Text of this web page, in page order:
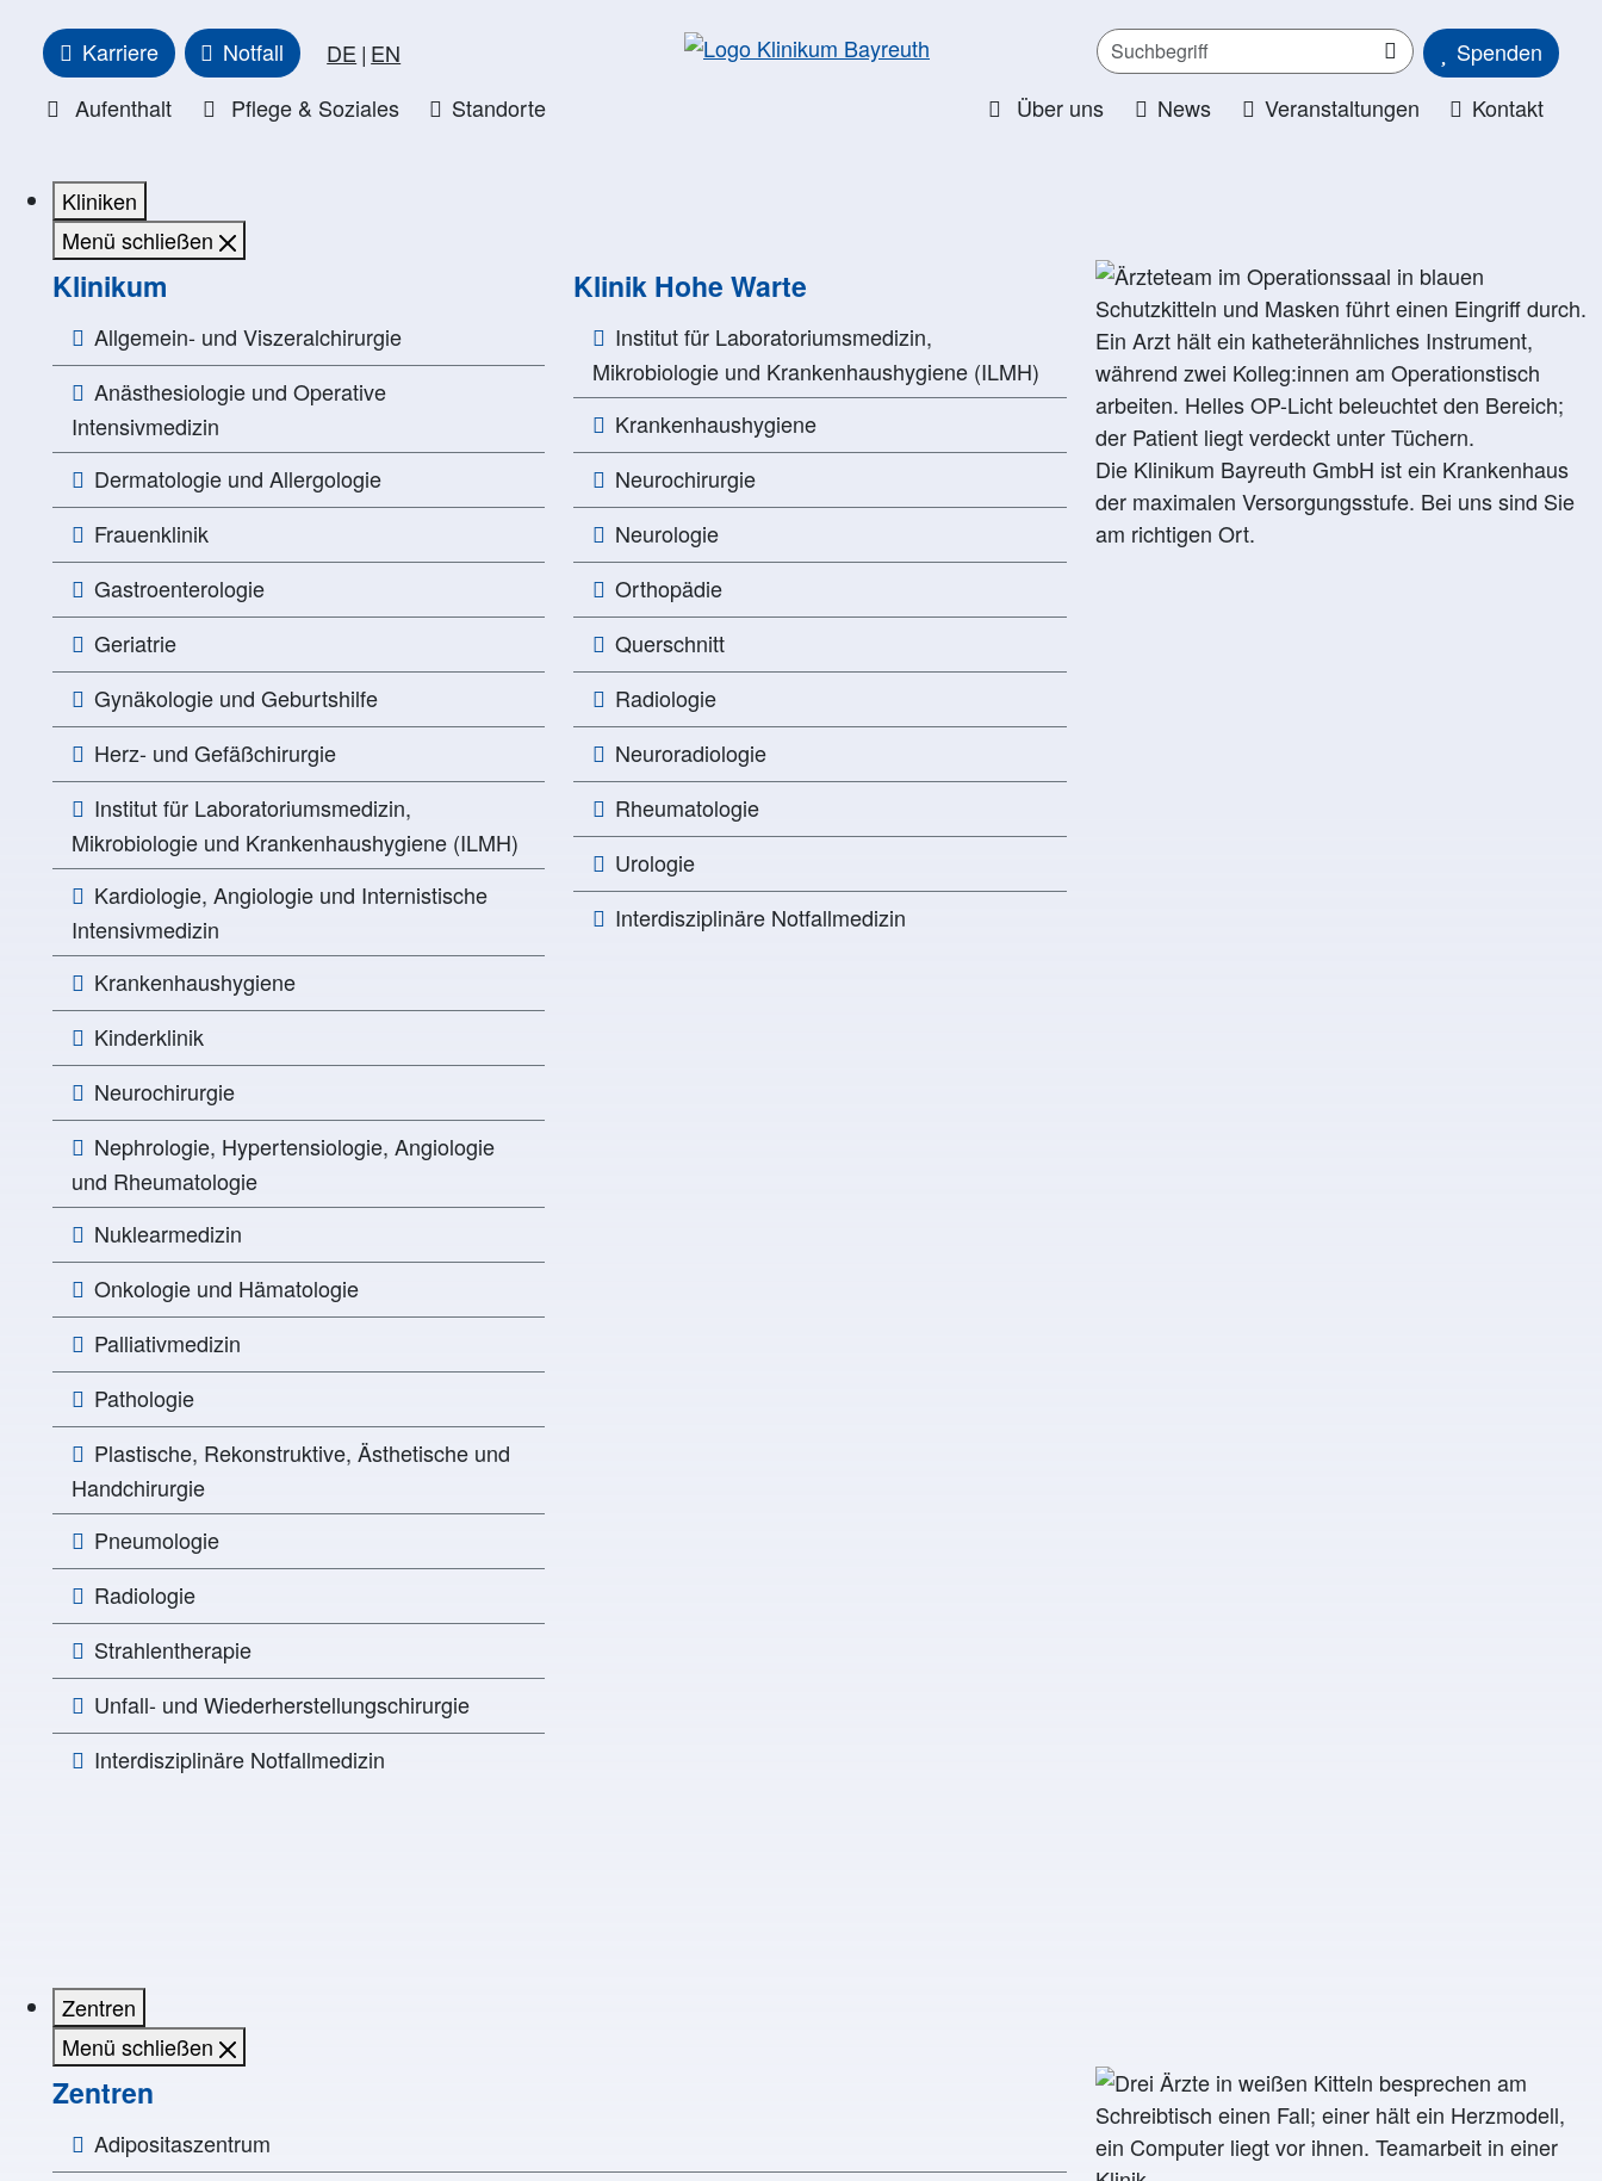
Karriere
Notfall DE EN
Aufenthalt
Pflege & Soziales Standorte
Spenden
Über uns
News Veranstaltungen Kontakt
Kliniken
Menü schließen
Klinikum
Allgemein- und Viszeralchirurgie
Anästhesiologie und Operative
Intensivmedizin
Dermatologie und Allergologie
Frauenklinik
Gastroenterologie
Geriatrie
Gynäkologie und Geburtshilfe
Herz- und Gefäßchirurgie
Institut für Laboratoriumsmedizin,
Mikrobiologie und Krankenhaushygiene (ILMH)
Kardiologie, Angiologie und Internistische
Intensivmedizin
Krankenhaushygiene
Kinderklinik
Neurochirurgie
Nephrologie, Hypertensiologie, Angiologie
und Rheumatologie
Nuklearmedizin
Onkologie und Hämatologie
Palliativmedizin
Pathologie
Plastische, Rekonstruktive, Ästhetische und
Handchirurgie
Pneumologie
Radiologie
Strahlentherapie
Unfall- und Wiederherstellungschirurgie
Interdisziplinäre Notfallmedizin
Klinik Hohe Warte
Institut für Laboratoriumsmedizin,
Mikrobiologie und Krankenhaushygiene (ILMH)
Krankenhaushygiene
Neurochirurgie
Neurologie
Orthopädie
Querschnitt
Radiologie
Neuroradiologie
Rheumatologie
Urologie
Interdisziplinäre Notfallmedizin
Die Klinikum Bayreuth GmbH ist ein Krankenhaus
der maximalen Versorgungsstufe. Bei uns sind Sie
am richtigen Ort.
Zentren
Menü schließen
Zentren
Adipositaszentrum